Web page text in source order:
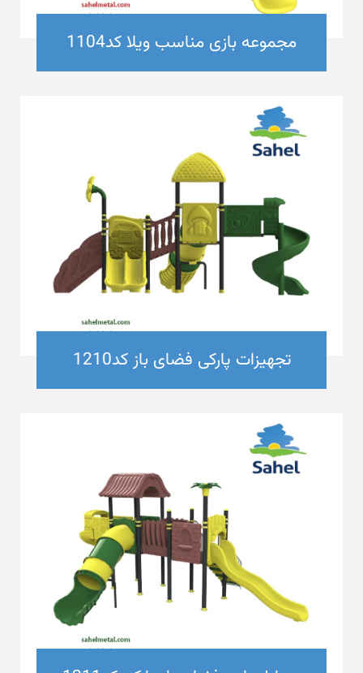
مجموعه بازی مناسب ویلا کد1104
تجهیزات پارکی فضای باز کد1210